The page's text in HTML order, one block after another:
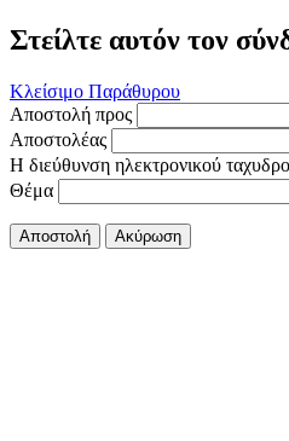
Στείλτε αυτόν τον
Κλείσιμο Παράθυρου
Αποστολή προς
Αποστολέας
Η διεύθυνση ηλεκτρονικού
Θέμα
Αποστολή Ακύρωση